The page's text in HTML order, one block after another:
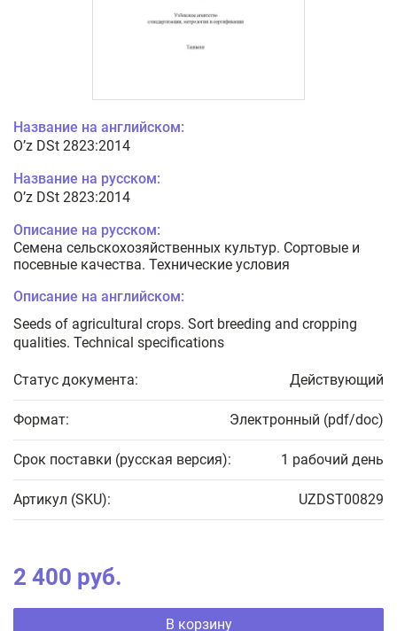
Название на английском:
O’z DSt 2823:2014
Название на русском:
O’z DSt 2823:2014
Описание на русском:
Семена сельскохозяйственных культур. Сортовые и
посевные качества. Технические условия
Описание на английском:
Seeds of agricultural crops. Sort breeding and cropping
qualities. Technical specifications
Статус документа: Действующий
Формат: Электронный (pdf/doc)
Срок поставки (русская версия): 1 рабочий день
Артикул (SKU): UZDST00829
2 400 руб.
В корзину